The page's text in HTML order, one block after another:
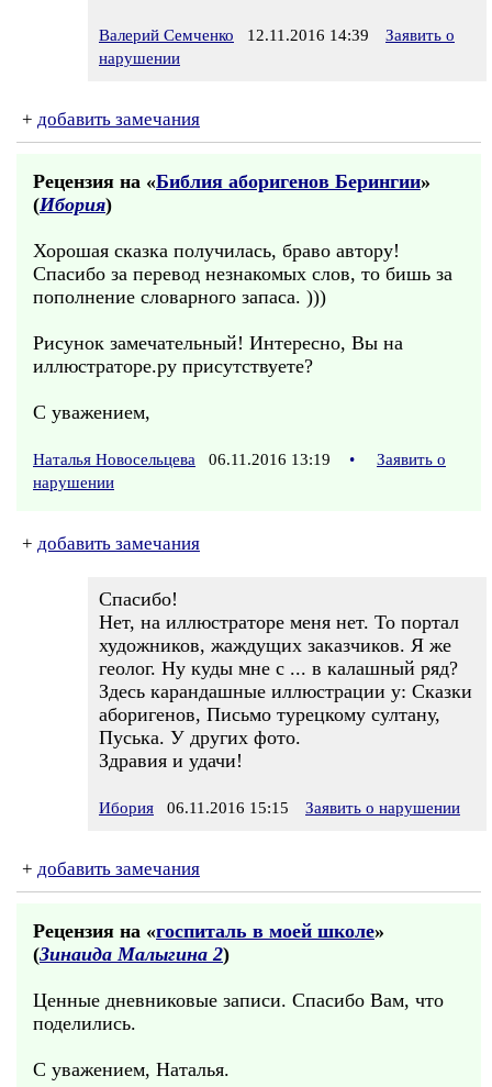
Валерий Семченко 12.11.2016 14:39
Заявить о
нарушении
+ добавить замечания
Рецензия на «Библия аборигенов Берингии»
(Ибория)
Хорошая сказка получилась, браво автору!
Спасибо за перевод незнакомых слов, то бишь за
пополнение словарного запаса. )))
Рисунок замечательный! Интересно, Вы на
иллюстраторе.ру присутствуете?
С уважением,
Наталья Новосельцева 06.11.2016 13:19 •
Заявить о
нарушении
+ добавить замечания
Спасибо!
Нет, на иллюстраторе меня нет. То портал
художников, жаждущих заказчиков. Я же
геолог. Ну куды мне с ... в калашный ряд?
Здесь карандашные иллюстрации у: Сказки
аборигенов, Письмо турецкому султану,
Пуська. У других фото.
Здравия и удачи!
Ибория 06.11.2016 15:15 Заявить о нарушении
+ добавить замечания
Рецензия на «госпиталь в моей школе»
(Зинаида Малыгина 2)
Ценные дневниковые записи. Спасибо Вам, что
поделились.
С уважением, Наталья.